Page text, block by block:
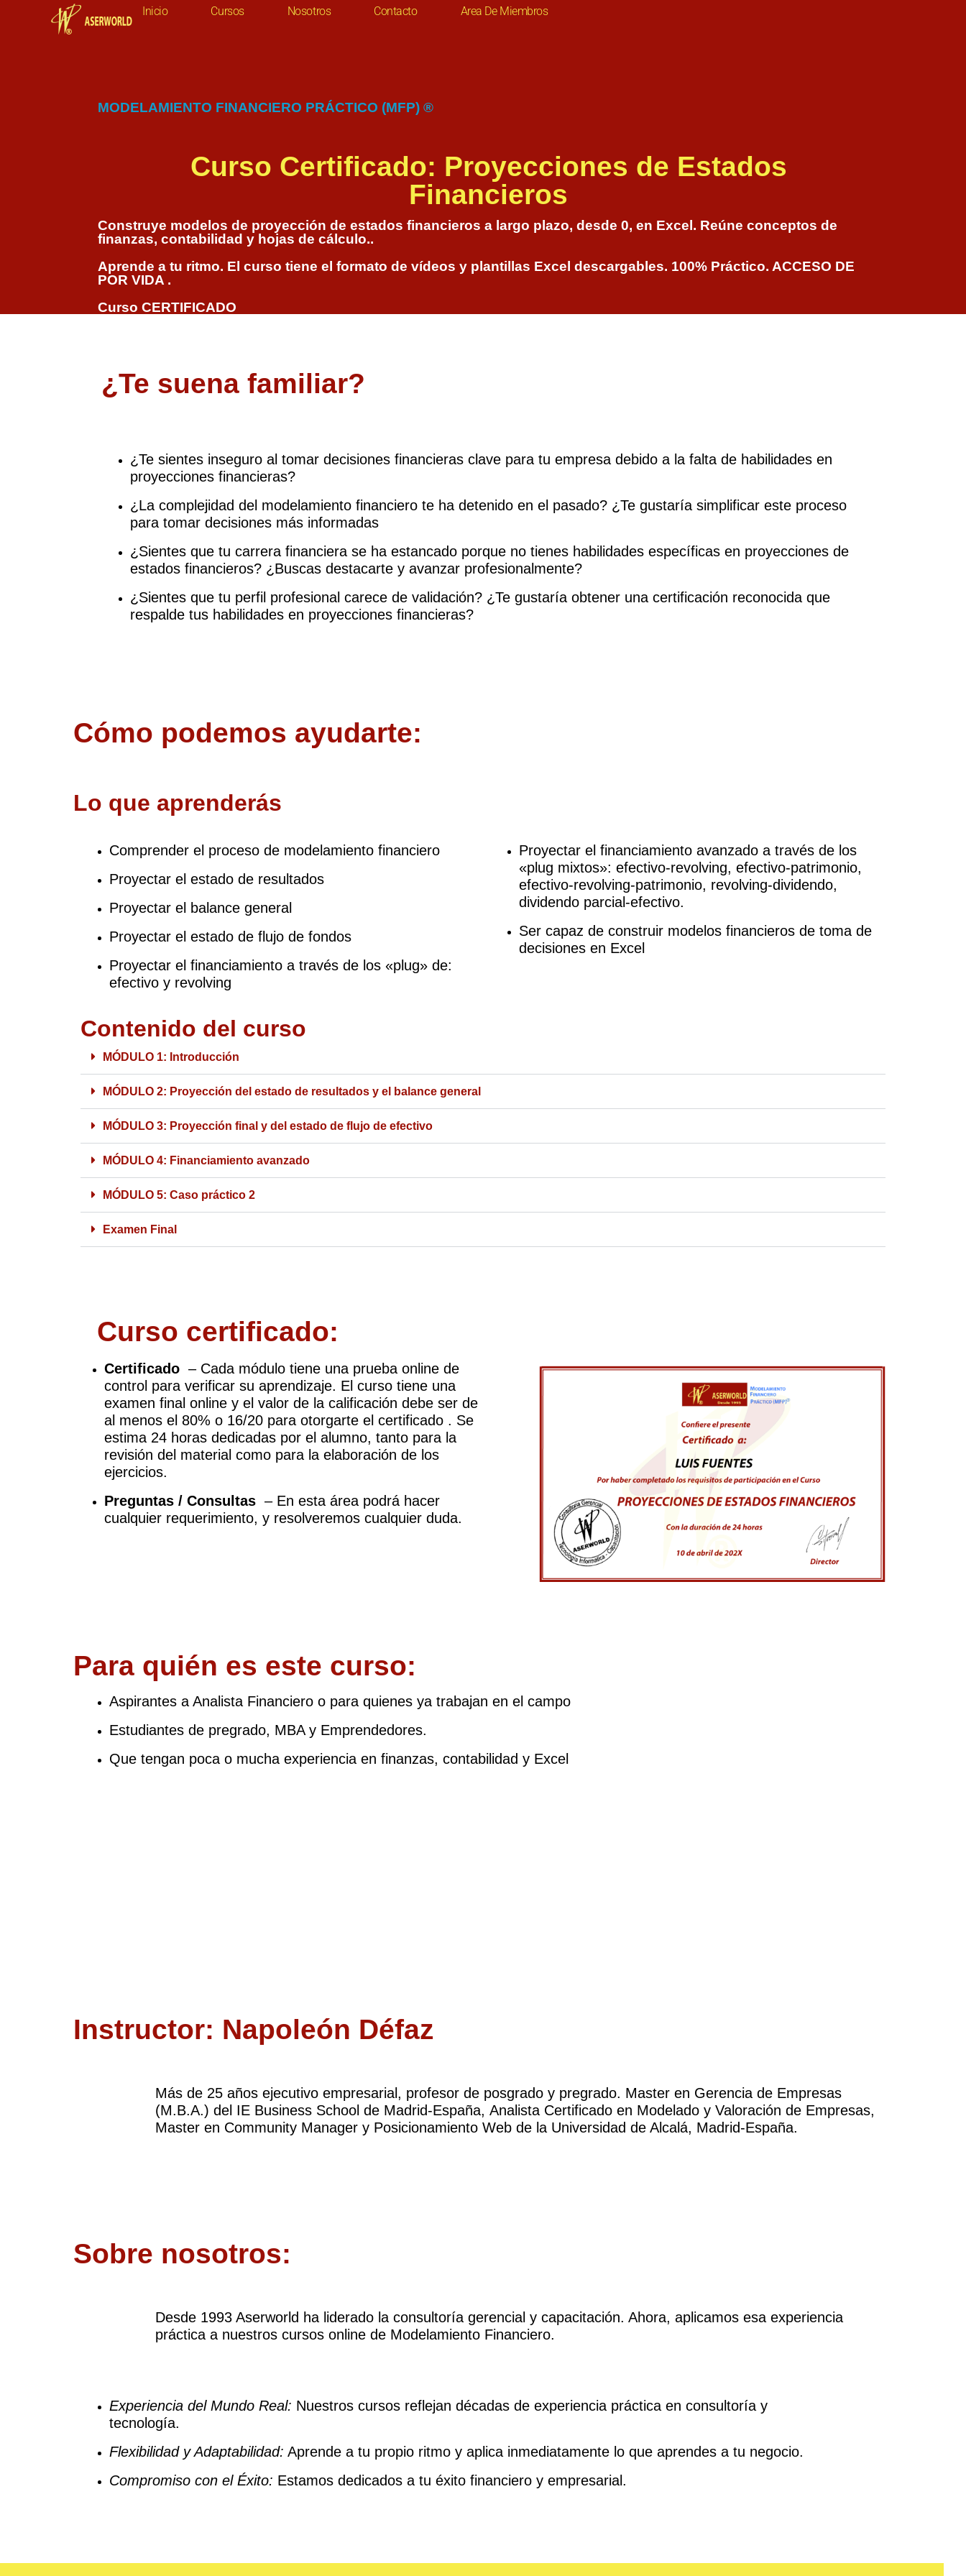
Inicio Cursos Nosotros Contacto Area De Miembros
MODELAMIENTO FINANCIERO PRÁCTICO (MFP) ®
Curso Certificado: Proyecciones de Estados
Financieros
Construye modelos de proyección de estados financieros a largo plazo, desde 0, en Excel. Reúne conceptos de
finanzas, contabilidad y hojas de cálculo..
Aprende a tu ritmo. El curso tiene el formato de vídeos y plantillas Excel descargables. 100% Práctico. ACCESO DE
POR VIDA .
Curso CERTIFICADO
¿Te suena familiar?
¿Te sientes inseguro al tomar decisiones financieras clave para tu empresa debido a la falta de habilidades en
proyecciones financieras?
¿La complejidad del modelamiento financiero te ha detenido en el pasado? ¿Te gustaría simplificar este proceso
para tomar decisiones más informadas
¿Sientes que tu carrera financiera se ha estancado porque no tienes habilidades específicas en proyecciones de
estados financieros? ¿Buscas destacarte y avanzar profesionalmente?
¿Sientes que tu perfil profesional carece de validación? ¿Te gustaría obtener una certificación reconocida que
respalde tus habilidades en proyecciones financieras?
Cómo podemos ayudarte:
Lo que aprenderás
Comprender el proceso de modelamiento financiero
Proyectar el estado de resultados
Proyectar el balance general
Proyectar el estado de flujo de fondos
Proyectar el financiamiento a través de los «plug» de:
efectivo y revolving
Proyectar el financiamiento avanzado a través de los
«plug mixtos»: efectivo-revolving, efectivo-patrimonio,
efectivo-revolving-patrimonio, revolving-dividendo,
dividendo parcial-efectivo.
Ser capaz de construir modelos financieros de toma de
decisiones en Excel
Contenido del curso
MÓDULO 1: Introducción
MÓDULO 2: Proyección del estado de resultados y el balance general
MÓDULO 3: Proyección final y del estado de flujo de efectivo
MÓDULO 4: Financiamiento avanzado
MÓDULO 5: Caso práctico 2
Examen Final
Curso certificado:
Certificado – Cada módulo tiene una prueba online de
control para verificar su aprendizaje. El curso tiene una
examen final online y el valor de la calificación debe ser de
al menos el 80% o 16/20 para otorgarte el certificado . Se
estima 24 horas dedicadas por el alumno, tanto para la
revisión del material como para la elaboración de los
ejercicios.
Preguntas / Consultas– En esta área podrá hacer
cualquier requerimiento, y resolveremos cualquier duda.
Para quién es este curso:
Aspirantes a Analista Financiero o para quienes ya trabajan en el campo
Estudiantes de pregrado, MBA y Emprendedores.
Que tengan poca o mucha experiencia en finanzas, contabilidad y Excel
Instructor: Napoleón Défaz
Más de 25 años ejecutivo empresarial, profesor de posgrado y pregrado. Master en Gerencia de Empresas
(M.B.A.) del IE Business School de Madrid-España, Analista Certificado en Modelado y Valoración de Empresas,
Master en Community Manager y Posicionamiento Web de la Universidad de Alcalá, Madrid-España.
Sobre nosotros:
Desde 1993 Aserworld ha liderado la consultoría gerencial y capacitación. Ahora, aplicamos esa experiencia
práctica a nuestros cursos online de Modelamiento Financiero.
Experiencia del Mundo Real: Nuestros cursos reflejan décadas de experiencia práctica en consultoría y
tecnología.
Flexibilidad y Adaptabilidad: Aprende a tu propio ritmo y aplica inmediatamente lo que aprendes a tu negocio.
Compromiso con el Éxito: Estamos dedicados a tu éxito financiero y empresarial.